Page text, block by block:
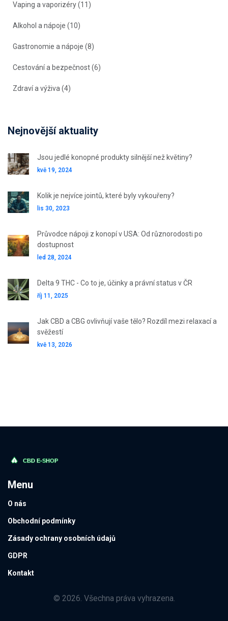
Vaping a vaporizéry(11)
Alkohol a nápoje (10)
Gastronomie a nápoje (8)
Cestování a bezpečnost(6)
Zdraví a výživa (4)
Nejnovější aktuality
Jsou jedlé konopné produkty silnější než květiny?
kvě 19, 2024
Kolik je nejvíce jointů, které byly vykouřeny?
lis 30, 2023
Průvodce nápoji z konopí v USA: Od různorodosti po
dostupnost
led 28, 2024
Delta 9 THC - Co to je, účinky a právní status v ČR
říj 11, 2025
Jak CBD a CBG ovlivňují vaše tělo? Rozdíl mezi relaxací a
svěžestí
kvě 13, 2026
Menu
O nás
Obchodní podmínky
Zásady ochrany osobních údajů
GDPR
Kontakt
© 2026. Všechna práva vyhrazena.